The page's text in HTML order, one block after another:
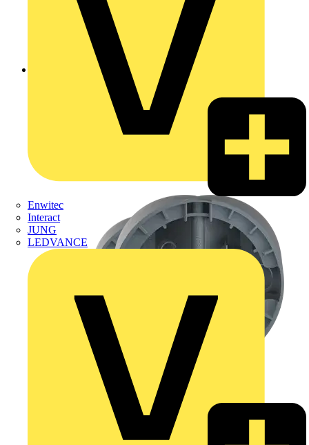
Enwitec
Interact
JUNG
LEDVANCE
Zurück zu Produkte